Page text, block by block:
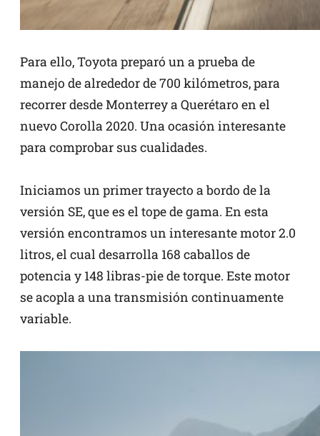
Para ello, Toyota preparó un a prueba de
manejo de alrededor de 700 kilómetros, para
recorrer desde Monterrey a Querétaro en el
nuevo Corolla 2020. Una ocasión interesante
para comprobar sus cualidades.
Iniciamos un primer trayecto a bordo de la
versión SE, que es el tope de gama. En esta
versión encontramos un interesante motor 2.0
litros, el cual desarrolla 168 caballos de
potencia y 148 libras-pie de torque. Este motor
se acopla a una transmisión continuamente
variable.